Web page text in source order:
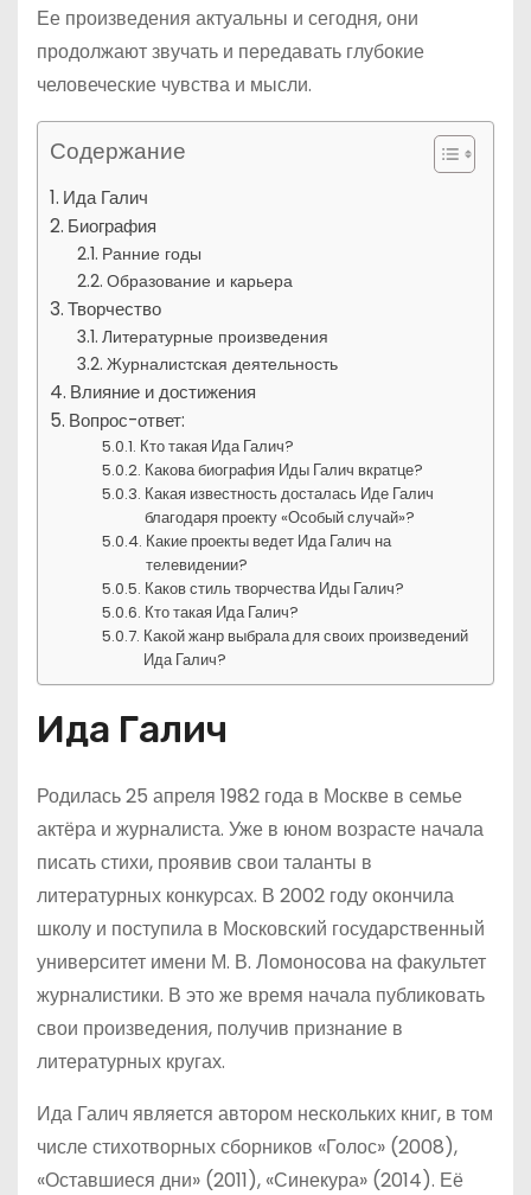
Ее произведения актуальны и сегодня, они
продолжают звучать и передавать глубокие
человеческие чувства и мысли.
Содержание
Ида Галич
Биография
Ранние годы
Образование и карьера
Творчество
Литературные произведения
Журналистская деятельность
Влияние и достижения
Вопрос-ответ:
Кто такая Ида Галич?
Какова биография Иды Галич вкратце?
Какая известность досталась Иде Галич
благодаря проекту «Особый случай»?
Какие проекты ведет Ида Галич на
телевидении?
Каков стиль творчества Иды Галич?
Кто такая Ида Галич?
Какой жанр выбрала для своих произведений
Ида Галич?
Ида Галич
Родилась 25 апреля 1982 года в Москве в семье
актёра и журналиста. Уже в юном возрасте начала
писать стихи, проявив свои таланты в
литературных конкурсах. В 2002 году окончила
школу и поступила в Московский государственный
университет имени М. В. Ломоносова на факультет
журналистики. В это же время начала публиковать
свои произведения, получив признание в
литературных кругах.
Ида Галич является автором нескольких книг, в том
числе стихотворных сборников «Голос» (2008),
«Оставшиеся дни» (2011), «Синекура» (2014). Её